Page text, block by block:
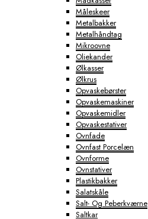
Måleskeer
Metalbakker
Metalhåndtag
Mikroovne
Oliekander
Ølkasser
Ølkrus
Opvaskebørster
Opvaskemaskiner
Opvaskemidler
Opvaskestativer
Ovnfade
Ovnfast Porcelæn
Ovnforme
Ovnstativer
Plastikbakker
Salatskåle
Salt- Og Peberkværne
Saltkar